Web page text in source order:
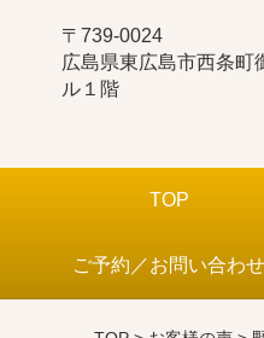
〒739-0024
広島県東広島市西条町
ル１階
TOP
ご予約／お問い合わせ